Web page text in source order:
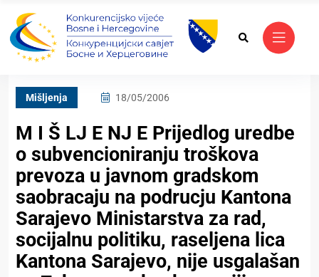
Mišljenja 18/05/2006
M I Š LJ E NJ E Prijedlog uredbe
o subvencioniranju troškova
prevoza u javnom gradskom
saobracaju na podrucju Kantona
Sarajevo Ministarstva za rad,
socijalnu politiku, raseljena lica
Kantona Sarajevo, nije usgalašan